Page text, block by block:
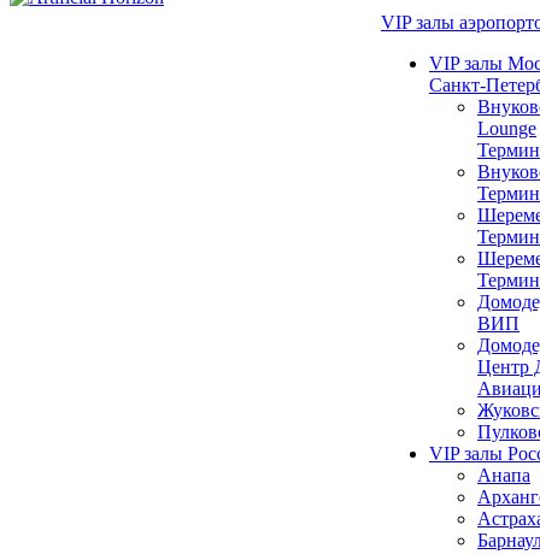
VIP залы
VIP залы
Санкт-
Lounge
ВИП
Центр
VIP залы
Анапа